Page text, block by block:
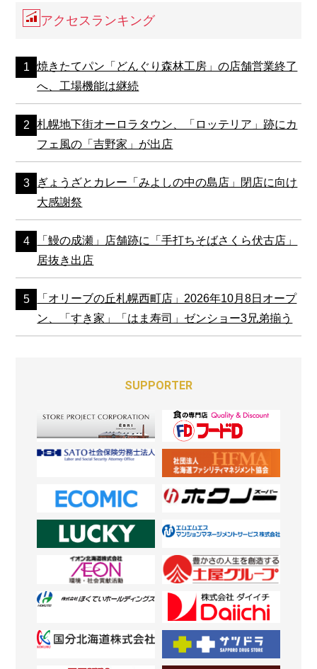
アクセスランキング
焼きたてパン「どんぐり森林工房」の店舗営業終了
へ、工場機能は継続
札幌地下街オーロラタウン、「ロッテリア」跡にカ
フェ風の「吉野家」が出店
ぎょうざとカレー「みよしの中の島店」閉店に向け
大感謝祭
「鰻の成瀬」店舗跡に「手打ちそばさくら伏古店」
居抜き出店
「オリーブの丘札幌西町店」2026年10月8日オープ
ン、「すき家」「はま寿司」ゼンショー3兄弟揃う
SUPPORTER